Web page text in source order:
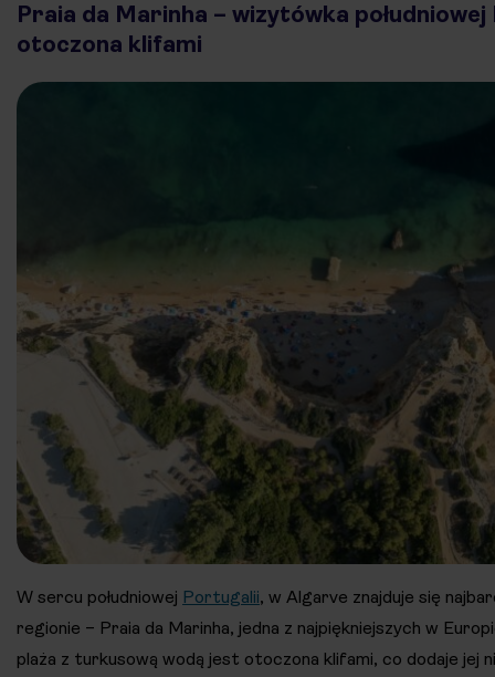
Praia da Marinha – wizytówka
otoczona klifami
W sercu południowej Portugalii, w Algarve znajduje się
regionie – Praia da Marinha, jedna z najpiękniejszych w
plaża z turkusową wodą jest otoczona klifami, co dodaje jej